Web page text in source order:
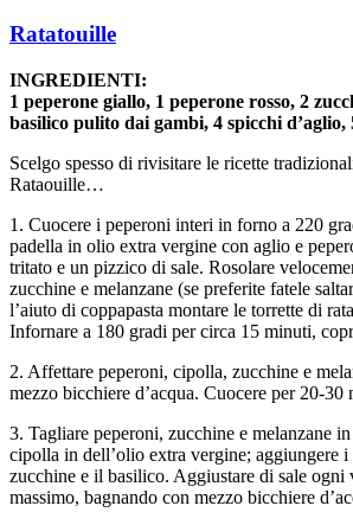
Ratatouille
INGREDIENTI:
1 peperone giallo, 1 peperone rosso, 2
basilico pulito dai gambi, 4 spicchi
Scelgo spesso di rivisitare le ricette
Rataouille…
1. Cuocere i peperoni interi in forno a 220
padella in olio extra vergine con aglio e
tritato e un pizzico di sale. Rosolare
zucchine e melanzane (se preferite fatele
l’aiuto di coppapasta montare le torrette di
Infornare a 180 gradi per circa 15 minuti,
2. Affettare peperoni, cipolla, zucchine e
mezzo bicchiere d’acqua. Cuocere per 20-
3. Tagliare peperoni, zucchine e melanzane
cipolla in dell’olio extra vergine; aggiungere
zucchine e il basilico. Aggiustare di sale
massimo, bagnando con mezzo bicchiere